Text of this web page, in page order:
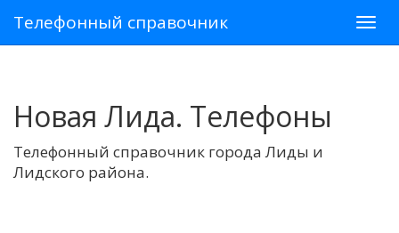
Телефонный справочник
Новая Лида. Телефоны
Телефонный справочник города Лиды и
Лидского района.